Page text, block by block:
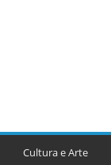
Cultura e Arte